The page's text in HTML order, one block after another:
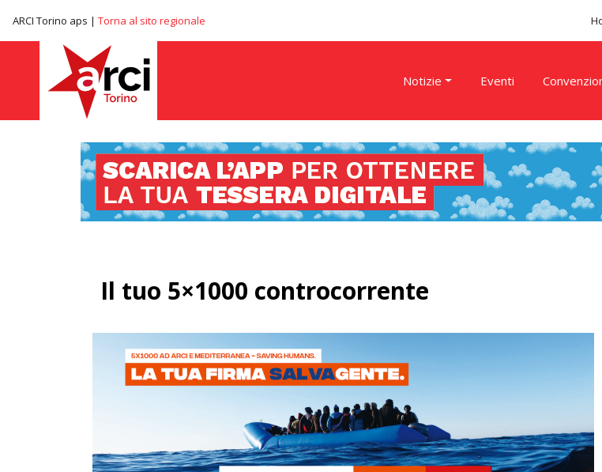
ARCI Torino aps | Torna al sito regionale
Notizie Eventi
Il tuo 5×1000 controcorrente